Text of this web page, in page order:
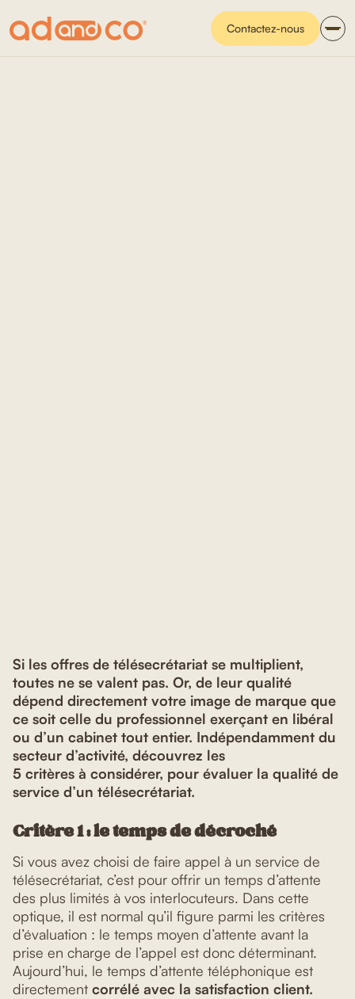
Contactez-nous
Si les offres de télésecrétariat se multiplient,
toutes ne se valent pas. Or, de leur qualité
dépend directement votre image de marque que
ce soit celle du professionnel exerçant en libéral
ou d’un cabinet tout entier. Indépendamment du
secteur d’activité, découvrez les
5 critères à considérer, pour évaluer la qualité de
service d’un télésecrétariat.
Critère 1 : le temps de décroché
Si vous avez choisi de faire appel à un service de
télésecrétariat, c’est pour offrir un temps d’attente
des plus limités à vos interlocuteurs. Dans cette
optique, il est normal qu’il figure parmi les critères
d’évaluation : le temps moyen d’attente avant la
prise en charge de l’appel est donc déterminant.
Aujourd’hui, le temps d’attente téléphonique est
directement corrélé avec la satisfaction client.